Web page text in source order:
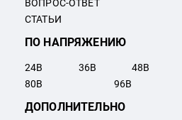
ВОПРОС-ОТВЕТ
СТАТЬИ
ПО НАПРЯЖЕНИЮ
24В 36В 48В
80В 96В
ДОПОЛНИТЕЛЬНО